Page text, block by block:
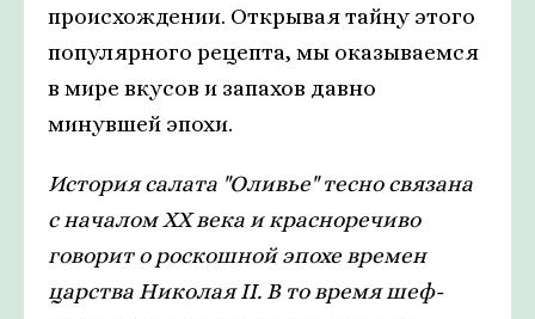
происхождении. Открывая тайну этого
популярного рецепта, мы оказываемся
в мире вкусов и запахов давно
минувшей эпохи.
История салата "Оливье" тесно связана
с началом XX века и красноречиво
говорит о роскошной эпохе времен
царства Николая II. В то время шеф-